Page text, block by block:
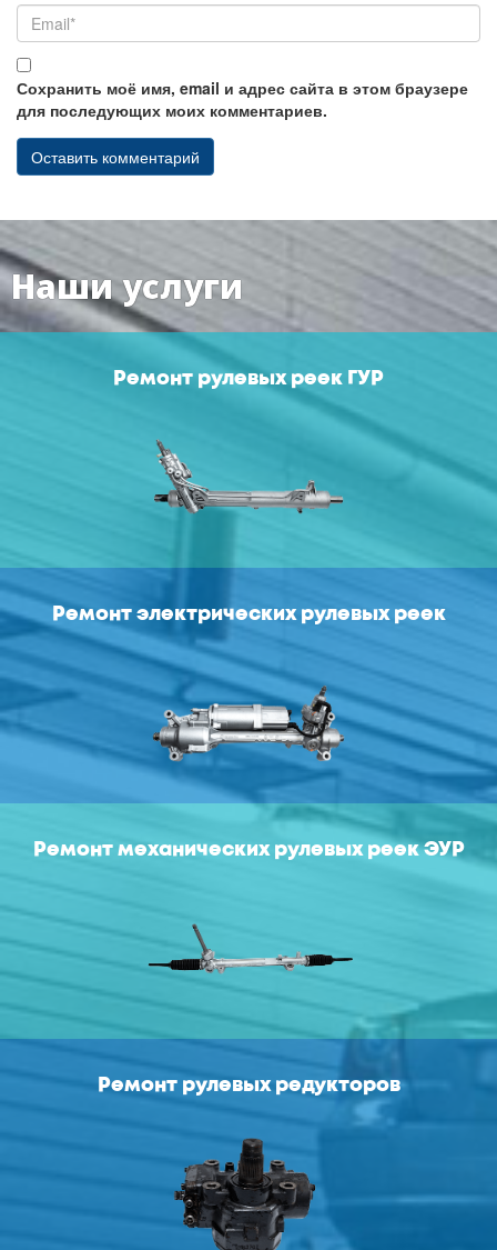
Сохранить моё имя, email и адрес сайта в этом браузере
для последующих моих комментариев.
Наши услуги
Ремонт рулевых реек ГУР
Ремонт электрических рулевых реек
Ремонт механических рулевых реек ЭУР
Ремонт рулевых редукторов